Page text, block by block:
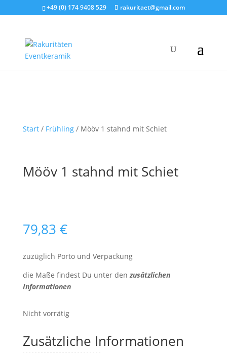
+49 (0) 174 9408 529 rakuritaet@gmail.com
Start/ Frühling/ Mööv 1 stahnd mit Schiet
Mööv 1 stahnd mit Schiet
79,83 €
zuzüglich Porto und Verpackung
die Maße findest Du unter denzusätzlichen
Informationen
Nicht vorrätig
Zusätzliche Informationen